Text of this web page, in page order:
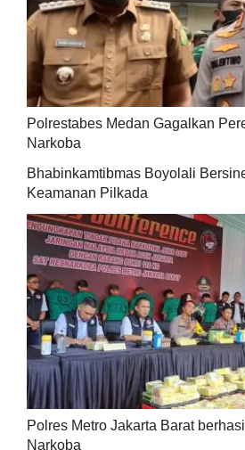
Polrestabes Medan Gagalkan
Narkoba
Bhabinkamtibmas Boyolali
Keamanan Pilkada
Polres Metro Jakarta Barat
Narkoba